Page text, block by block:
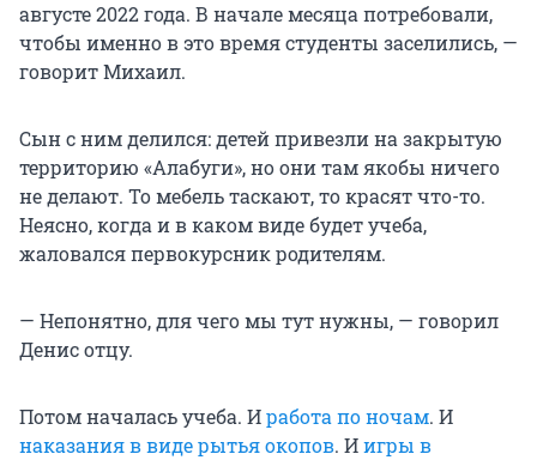
августе 2022 года. В начале месяца потребовали,
чтобы именно в это время студенты заселились, —
говорит Михаил.
Сын с ним делился: детей привезли на закрытую
территорию «Алабуги», но они там якобы ничего
не делают. То мебель таскают, то красят что-то.
Неясно, когда и в каком виде будет учеба,
жаловался первокурсник родителям.
— Непонятно, для чего мы тут нужны, — говорил
Денис отцу.
Потом началась учеба. Иработа по ночам. И
наказания в виде рытья окопов. Иигры в